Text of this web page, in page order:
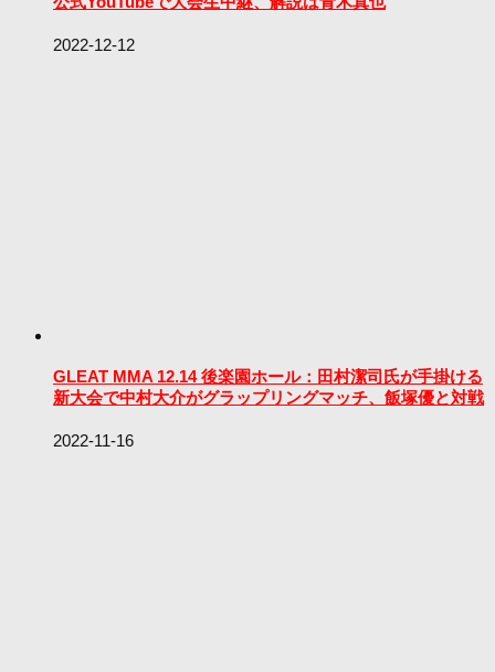
2022-12-12
GLEAT MMA 12.14 後楽園ホール：田村潔司氏が手掛ける
新大会で中村大介がグラップリングマッチ、飯塚優と対戦
2022-11-16